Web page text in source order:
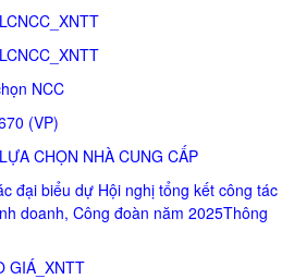
NCC
(VP)
CHỌN NHÀ CUNG CẤP
đại biểu dự Hội nghị tổng kết công tác
doanh, Công đoàn năm 2025Thông
GIÁ_XNTT